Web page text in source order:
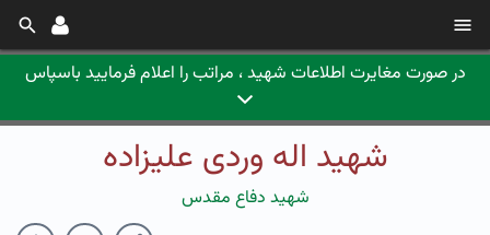
در صورت مغایرت اطلاعات شهید ، مراتب را اعلام فرمایید باسپاس
شهید اله وردی علیزاده
شهید دفاع مقدس